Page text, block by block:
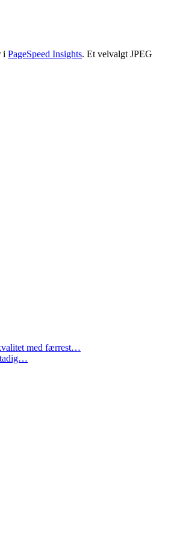
i PageSpeed Insights. Et velvalgt JPEG
med færrest…